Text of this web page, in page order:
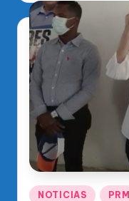
Publicado
NOTICIAS PRM